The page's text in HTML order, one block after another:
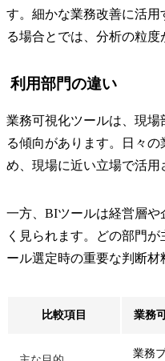
す。細かな業務改善に活
る場合とでは、分析の粒度
利用部門の違い
業務可視化ツールは、現
る傾向があります。日々
め、現場に近い立場で活用
一方、BIツールは経営層
く見られます。どの部門
ール選定時の重要な判断材
比較項目 業務
業務